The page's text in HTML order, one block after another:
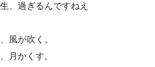
、過ぎるんですねえ
風が吹く。
月かくす。